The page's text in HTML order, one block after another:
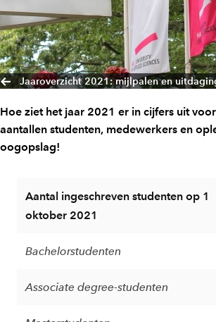
Jaaroverzicht 2021: mijlpalen en
Hoe ziet het jaar 2021 er in cijfers uit
aantallen studenten, medewerkers en
oogopslag!
Aantal ingeschreven studenten op 1
oktober 2021
Bachelorstudenten
Associate degree-studenten